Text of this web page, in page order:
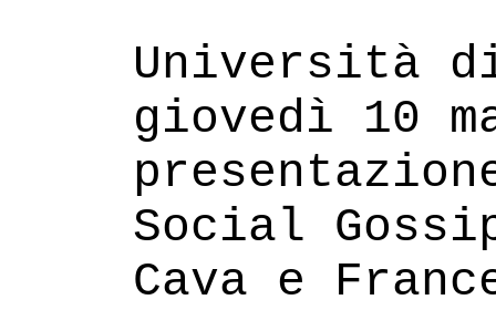
Università
giovedì 10
Social
Cava e